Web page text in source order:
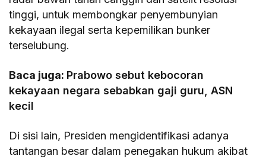
tinggi, untuk membongkar penyembunyian
kekayaan ilegal serta kepemilikan bunker
terselubung.
Baca juga: Prabowo sebut kebocoran
kekayaan negara sebabkan gaji guru, ASN
kecil
​Di sisi lain, Presiden mengidentifikasi adanya
tantangan besar dalam penegakan hukum akibat